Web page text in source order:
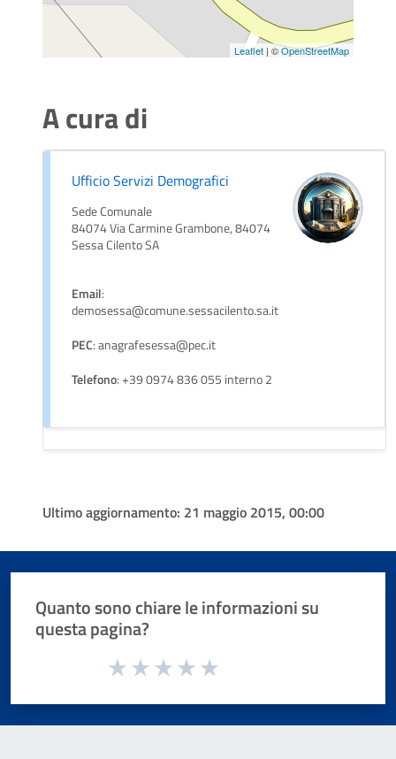
Leaflet | ©OpenStreetMap
A cura di
Ufficio Servizi Demografici
Sede Comunale
84074 Via Carmine Grambone, 84074
Sessa Cilento SA
Email:
demosessa@comune.sessacilento.sa.it
PEC: anagrafesessa@pec.it
Telefono: +39 0974 836 055 interno 2
Ultimo aggiornamento: 21 maggio 2015, 00:00
Quanto sono chiare le informazioni su
questa pagina?
Valuta da 1 a 5 stelle la pagina